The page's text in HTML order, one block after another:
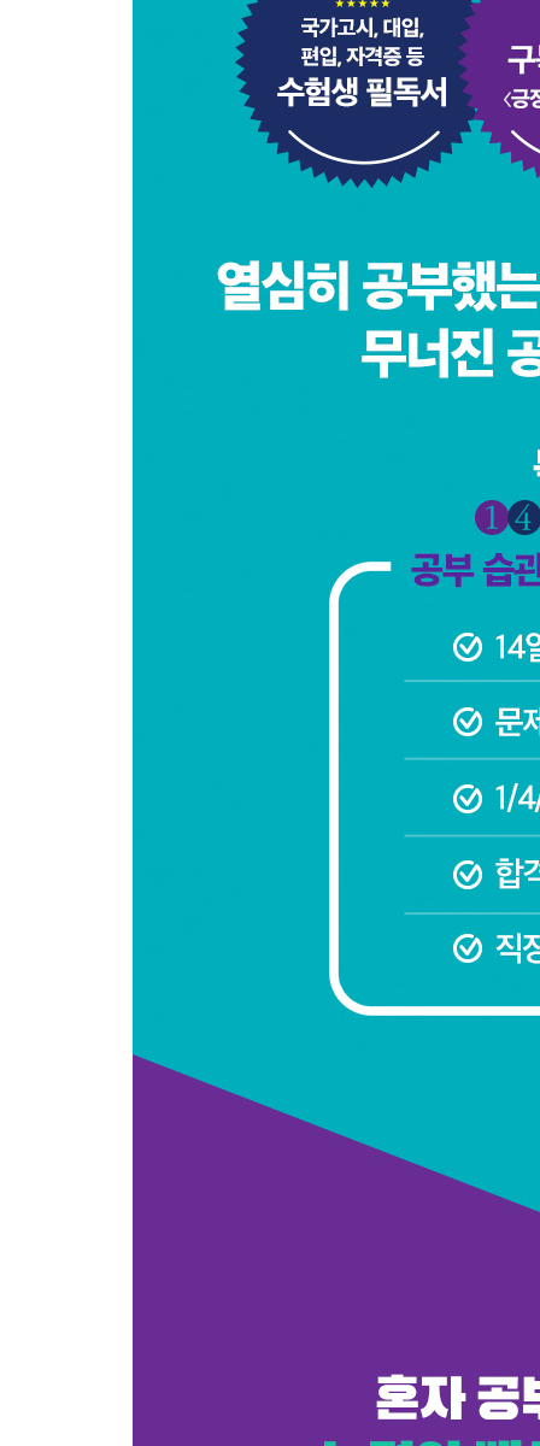
나는 소중한 사람이라는 결심
이제, 당신의 노력은 배신하지 않는다